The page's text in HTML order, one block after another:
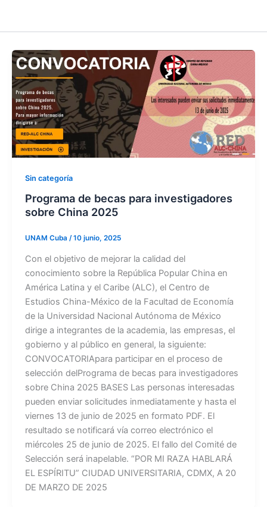
Sin categoría
Programa de becas para investigadores
sobre China 2025
UNAM Cuba /10 junio, 2025
Con el objetivo de mejorar la calidad del
conocimiento sobre la República Popular China en
América Latina y el Caribe (ALC), el Centro de
Estudios China-México de la Facultad de Economía
de la Universidad Nacional Autónoma de México
dirige a integrantes de la academia, las empresas, el
gobierno y al público en general, la siguiente:
CONVOCATORIApara participar en el proceso de
selección delPrograma de becas para investigadores
sobre China 2025 BASES Las personas interesadas
pueden enviar solicitudes inmediatamente y hasta el
viernes 13 de junio de 2025 en formato PDF. El
resultado se notificará vía correo electrónico el
miércoles 25 de junio de 2025. El fallo del Comité de
Selección será inapelable. “POR MI RAZA HABLARÁ
EL ESPÍRITU” CIUDAD UNIVERSITARIA, CDMX, A 20
DE MARZO DE 2025